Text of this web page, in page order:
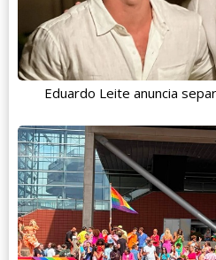
Eduardo Leite anuncia